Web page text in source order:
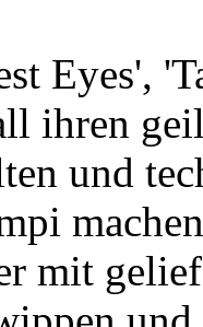
Eyes',
ihren
und
mit